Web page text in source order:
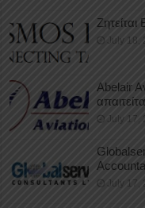
July 18,
Abelair
July 17,
July 17,